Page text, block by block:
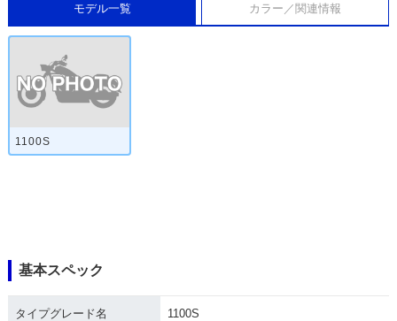
モデル一覧 カラー／関連情報
1100S
基本スペック
タイプグレード名 1100S